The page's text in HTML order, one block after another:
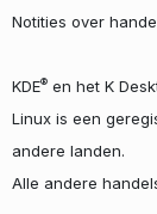
Notities over
KDE®en het K
Linux is een
andere landen.
Alle andere